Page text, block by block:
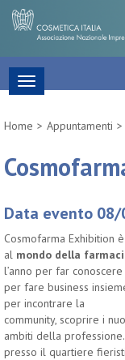
Toggle
navigation
Home
Appuntamenti
Data evento
Cosmofarma Exhibition
al mondo della
l’anno per far
per fare business
per incontrare la
community, scoprire i
ambiti della
presso il quartiere